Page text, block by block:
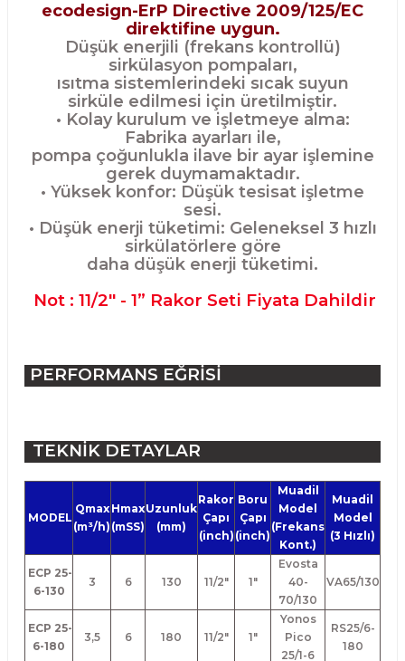
ecodesign-ErP Directive 2009/125/EC
direktifine uygun.
Düşük enerjili (frekans kontrollü)
sirkülasyon pompaları,
ısıtma sistemlerindeki sıcak suyun
sirküle edilmesi için üretilmiştir.
• Kolay kurulum ve işletmeye alma:
Fabrika ayarları ile,
pompa çoğunlukla ilave bir ayar işlemine
gerek duymamaktadır.
• Yüksek konfor: Düşük tesisat işletme
sesi.
• Düşük enerji tüketimi: Geleneksel 3 hızlı
sirkülatörlere göre
daha düşük enerji tüketimi.
Not : 11/2" - 1” Rakor Seti Fiyata Dahildir
PERFORMANS EĞRİSİ
TEKNİK DETAYLAR
MODEL
Qmax
(m³/h)
Hmax
(mSS)
Uzunluk
(mm)
Rakor
Çapı
(inch)
Boru
Çapı
(inch)
Muadil
Model
(Frekans
Kont.)
Muadil
Model
(3 Hızlı)
ECP 25-
6-130
3 6 130 11/2" 1"
Evosta
40-
70/130
VA65/130
ECP 25-
6-180
3,5 6 180 11/2" 1"
Yonos
Pico
25/1-6
RS25/6-
180